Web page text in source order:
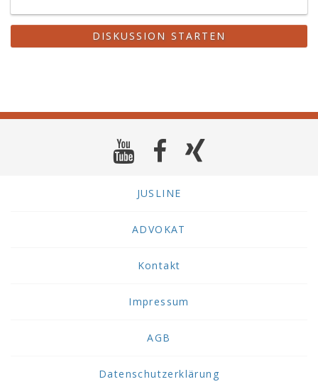
DISKUSSION STARTEN
JUSLINE
ADVOKAT
Kontakt
Impressum
AGB
Datenschutzerklärung